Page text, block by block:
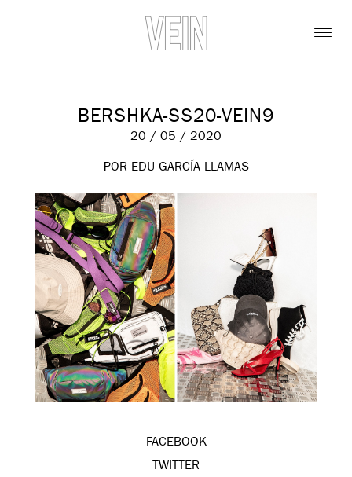
BERSHKA-SS20-VEIN9
20 / 05 / 2020
POR EDU GARCÍA LLAMAS
FACEBOOK
TWITTER